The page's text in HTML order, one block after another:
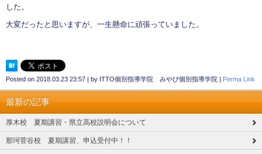
した。
大変だったと思いますが、一生懸命に頑張っていました。
Posted on 2018.03.23 23:57 | by ITTO個別指導学院 みやび個別指導学院 | Perma Link
最新の記事
厚木校 夏期講習・県立高校説明会について
那珂菅谷校 夏期講習、申込受付中！！